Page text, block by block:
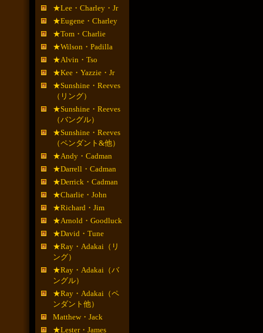
★Lee・Charley・Jr
★Eugene・Charley
★Tom・Charlie
★Wilson・Padilla
★Alvin・Tso
★Kee・Yazzie・Jr
★Sunshine・Reeves
（リング）
★Sunshine・Reeves
（バングル）
★Sunshine・Reeves
（ペンダント&他）
★Andy・Cadman
★Darrell・Cadman
★Derrick・Cadman
★Charlie・John
★Richard・Jim
★Arnold・Goodluck
★David・Tune
★Ray・Adakai（リ
ング）
★Ray・Adakai（バ
ングル）
★Ray・Adakai（ペ
ンダント他）
Matthew・Jack
★Lester・James